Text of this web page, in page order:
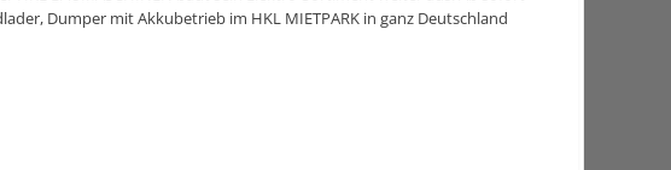
Dumper mit Akkubetrieb im HKL MIETPARK in ganz Deutschland